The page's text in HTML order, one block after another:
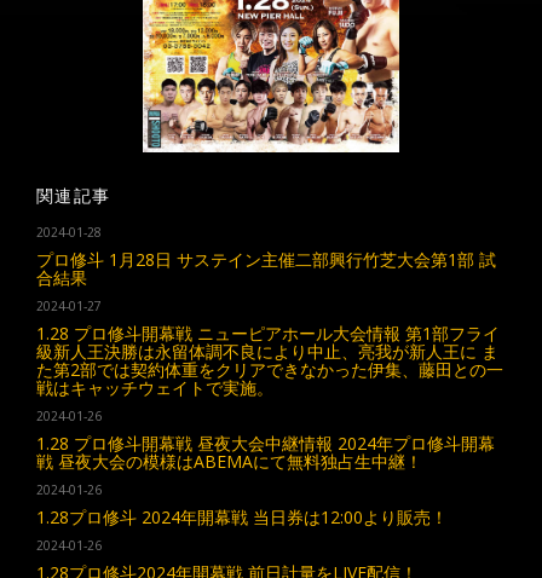
関連記事
2024-01-28
プロ修斗 1月28日 サステイン主催二部興行竹芝大会第1部 試
合結果
2024-01-27
1.28 プロ修斗開幕戦 ニューピアホール大会情報 第1部フライ
級新人王決勝は永留体調不良により中止、亮我が新人王に ま
た第2部では契約体重をクリアできなかった伊集、藤田との一
戦はキャッチウェイトで実施。
2024-01-26
1.28 プロ修斗開幕戦 昼夜大会中継情報 2024年プロ修斗開幕
戦 昼夜大会の模様はABEMAにて無料独占生中継！
2024-01-26
1.28プロ修斗 2024年開幕戦 当日券は12:00より販売！
2024-01-26
1.28プロ修斗2024年開幕戦 前日計量をLIVE配信！